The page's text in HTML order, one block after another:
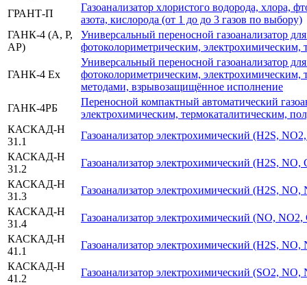
ГРАНТ-П
Газоанализатор хлористого водорода, хлора,
азота, кислорода (от 1 до до 3 газов по выбору)
ГАНК-4 (А, Р,
АР)
Универсальный переносной газоанализатор
фотоколориметрическим,
ГАНК-4 Ex
Универсальный переносной газоанализатор
фотоколориметрическим,
методами, взрывозащищённое исполнение
ГАНК-4РБ
Переносной компактный автоматический
электрохимическим, термокаталитическим,
КАСКАД-Н
31.1
Газоанализатор электрохимический (Н2S,
КАСКАД-Н
31.2
Газоанализатор электрохимический (Н2S,
КАСКАД-Н
31.3
Газоанализатор электрохимический (Н2S, NО,
КАСКАД-Н
31.4
Газоанализатор электрохимический (NО,
КАСКАД-Н
41.1
Газоанализатор электрохимический (Н2S,
КАСКАД-Н
41.2
Газоанализатор электрохимический (SO2,